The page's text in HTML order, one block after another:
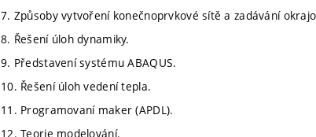
7. Způsoby vytvoření konečnoprvkové sítě a zadávání
8. Řešení úloh dynamiky.
9. Představení systému ABAQUS.
10. Řešení úloh vedení tepla.
11. Programovaní maker (APDL).
12. Teorie modelování.